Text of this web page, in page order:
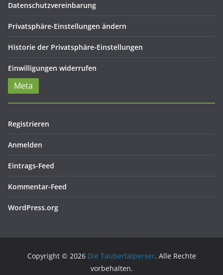
Datenschutzvereinbarung
Privatsphäre-Einstellungen ändern
Historie der Privatsphäre-Einstellungen
Einwilligungen widerrufen
Meta
Registrieren
Anmelden
Eintrags-Feed
Kommentar-Feed
WordPress.org
Copyright © 2026 Die Taubertalperser. Alle Rechte
vorbehalten.